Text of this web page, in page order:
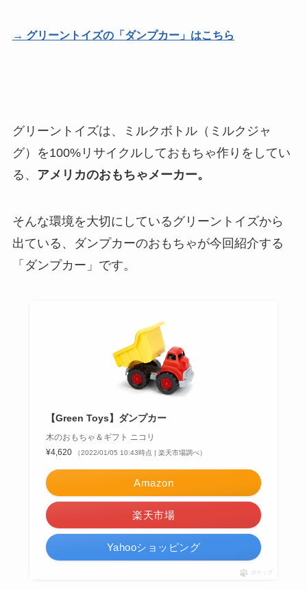
→ グリーントイズの「ダンプカー」はこちら
グリーントイズは、ミルクボトル（ミルクジャ
グ）を100%リサイクルしておもちゃ作りをしてい
る、 アメリカのおもちゃメーカー。
そんな環境を大切にしているグリーントイズから
出ている、ダンプカーのおもちゃが今回紹介する
「ダンプカー」です。
【Green Toys】ダンプカー
木のおもちゃ＆ギフト ニコリ
¥4,620
（2022/01/05 10:43時点 | 楽天市場調べ）
Amazon
楽天市場
Yahooショッピング
ポチップ